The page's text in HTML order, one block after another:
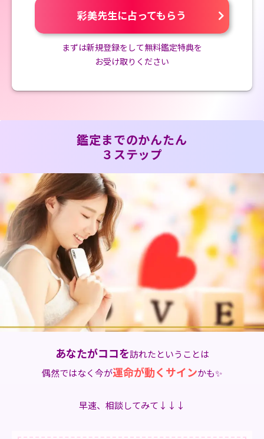
彩美先生に占ってもらう
まずは新規登録をして無料鑑定特典を
お受け取りください
鑑定までのかんたん
３ステップ
あなたがココを訪れたということは
偶然ではなく今が運命が動くサインかも✨
早速、相談してみて↓↓↓